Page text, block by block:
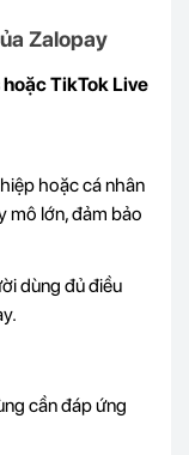
Zalopay
TikTok Live
hoặc cá nhân
mô lớn, đảm bảo
dùng đủ điều
cần đáp ứng